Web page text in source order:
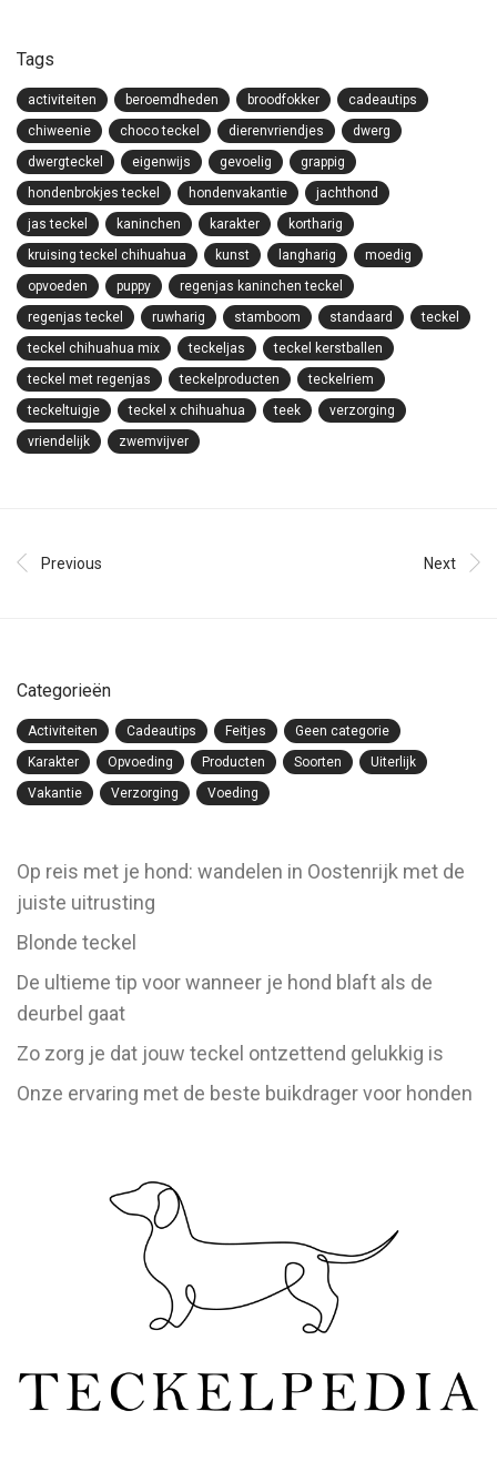
Tags
activiteiten beroemdheden broodfokker
cadeautips
chiweenie
choco teckel dierenvriendjes
dwerg
dwergteckel
eigenwijs gevoelig
grappig
hondenbrokjes teckel
hondenvakantie
jachthond
jas teckel
kaninchen karakter
kortharig
kruising teckel chihuahua
kunst langharig
moedig
opvoeden
puppy
regenjas kaninchen teckel
regenjas teckel
ruwharig stamboom standaard
teckel
teckel chihuahua mix
teckeljas
teckel kerstballen
teckel met regenjas
teckelproducten
teckelriem
teckeltuigje
teckel x chihuahua teek
verzorging
vriendelijk
zwemvijver
Previous Next
Categorieën
Activiteiten Cadeautips Feitjes
Geen categorie
Karakter
Opvoeding Producten Soorten
Uiterlijk
Vakantie
Verzorging Voeding
Op reis met je hond: wandelen in Oostenrijk met de
juiste uitrusting
Blonde teckel
De ultieme tip voor wanneer je hond blaft als de
deurbel gaat
Zo zorg je dat jouw teckel ontzettend gelukkig is
Onze ervaring met de beste buikdrager voor honden